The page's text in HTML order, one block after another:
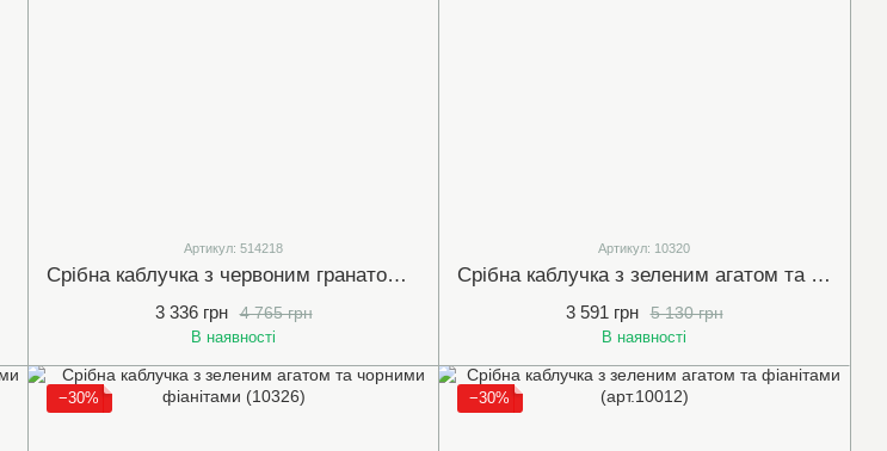
Артикул: 514218
Срібна каблучка з червоним гранатом та фіанітами (арт.514218)
4 765 грн
3 336 грн
В наявності
Артикул: 10320
Срібна каблучка з зеленим агатом та білими (прозорими) фіанітами (10320)
5 130 грн
3 591 грн
В наявності
−30% −30%